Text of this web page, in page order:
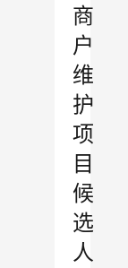
商
户
维
护
项
目
候
选
人